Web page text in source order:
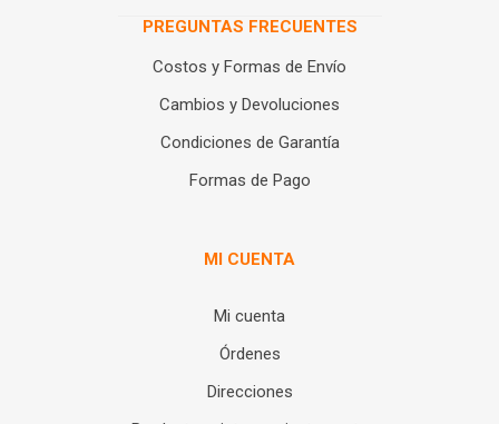
PREGUNTAS FRECUENTES
Costos y Formas de Envío
Cambios y Devoluciones
Condiciones de Garantía
Formas de Pago
MI CUENTA
Mi cuenta
Órdenes
Direcciones